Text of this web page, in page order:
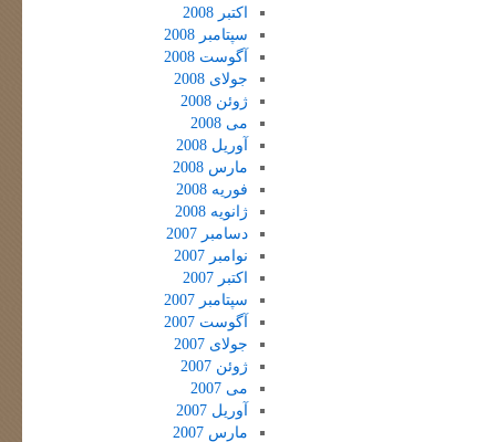
اکتبر 2008
سپتامبر 2008
آگوست 2008
جولای 2008
ژوئن 2008
می 2008
آوریل 2008
مارس 2008
فوریه 2008
ژانویه 2008
دسامبر 2007
نوامبر 2007
اکتبر 2007
سپتامبر 2007
آگوست 2007
جولای 2007
ژوئن 2007
می 2007
آوریل 2007
مارس 2007